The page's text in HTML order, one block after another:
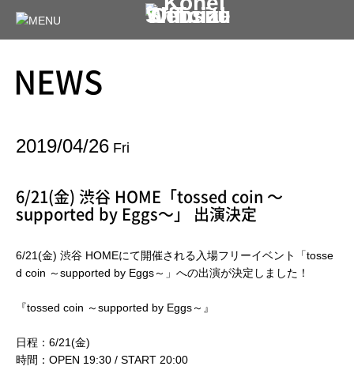
NEWS
2019/04/26 Fri
6/21(金) 渋谷 HOME「tossed coin ～
supported by Eggs～」 出演決定
6/21(金) 渋谷 HOMEにて開催される入場フリーイベント「tosse
d coin ～supported by Eggs～」への出演が決定しました！
『tossed coin ～supported by Eggs～』
日程：6/21(金)
時間：OPEN 19:30 / START 20:00